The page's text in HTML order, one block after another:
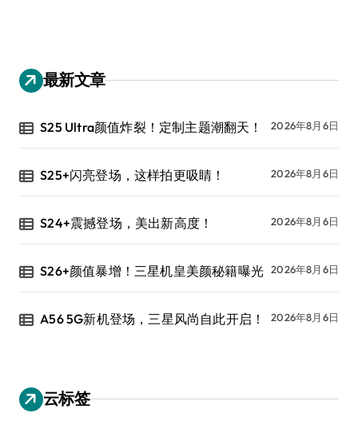
最新文章
S25 Ultra颜值炸裂！定制主题潮翻天！ 2026年8月6日
S25+闪亮登场，这样拍更吸睛！ 2026年8月6日
S24+震撼登场，美出新高度！ 2026年8月6日
S26+颜值暴增！三星机皇美颜秘籍曝光 2026年8月6日
A56 5G新机登场，三星风尚自此开启！ 2026年8月6日
云标签